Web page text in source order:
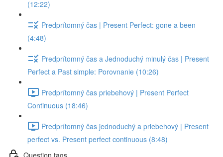
(12:22)
Predprítomný čas | Present Perfect: gone a been
(4:48)
Predprítomný čas a Jednoduchý minulý čas | Present
Perfect a Past simple: Porovnanie (10:26)
Predprítomný čas priebehový | Present Perfect
Continuous (18:46)
Predprítomný čas jednoduchý a priebehový | Present
perfect vs. Present perfect continuous (8:48)
Question tags